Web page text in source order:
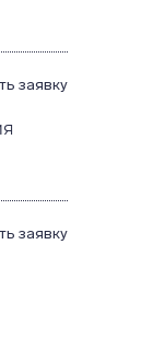
заявку
заявку